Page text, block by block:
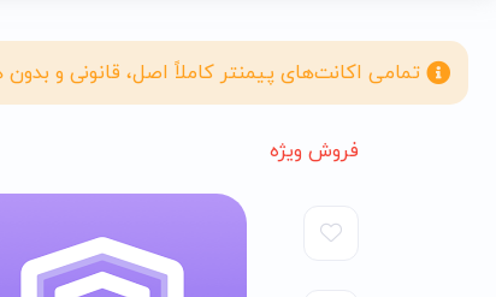
تمامی اکانت‌های پیمنتر کاملاً اصل، قانونی و
فروش ویژه